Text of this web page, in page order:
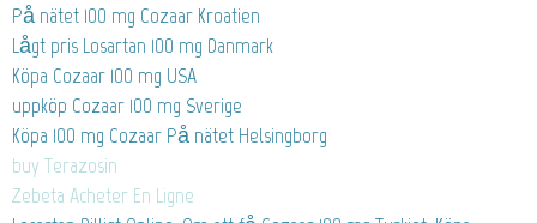
På nätet 100 mg Cozaar Kroatien
Lågt pris Losartan 100 mg Danmark
Köpa Cozaar 100 mg USA
uppköp Cozaar 100 mg Sverige
Köpa 100 mg Cozaar På nätet Helsingborg
buy Terazosin
Zebeta Acheter En Ligne